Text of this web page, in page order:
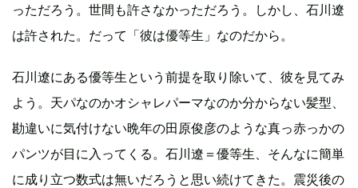
っただろう。世間も許さなかっただろう。しかし、石川遼
は許された。だって「彼は優等生」なのだから。
石川遼にある優等生という前提を取り除いて、彼を見てみ
よう。天パなのかオシャレパーマなのか分からない髪型、
勘違いに気付けない晩年の田原俊彦のような真っ赤っかの
パンツが目に入ってくる。石川遼＝優等生、そんなに簡単
に成り立つ数式は無いだろうと思い続けてきた。震災後の